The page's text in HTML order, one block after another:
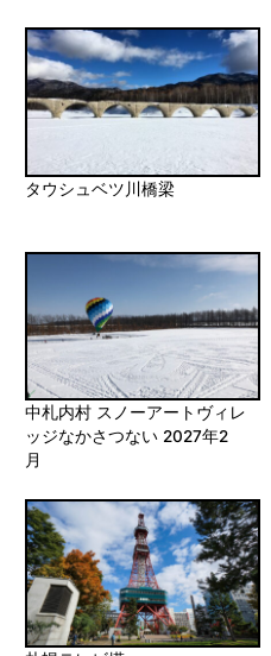
タウシュベツ川橋梁
中札内村 スノーアートヴィレ
ッジなかさつない 2027年2
月